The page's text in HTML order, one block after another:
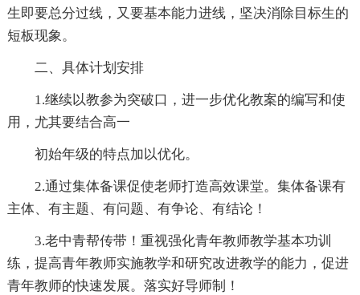
生即要总分过线，又要基本能力进线，坚决消除目标生的
短板现象。
二、具体计划安排
1.继续以教参为突破口，进一步优化教案的编写和使
用，尤其要结合高一
初始年级的特点加以优化。
2.通过集体备课促使老师打造高效课堂。集体备课有
主体、有主题、有问题、有争论、有结论！
3.老中青帮传带！重视强化青年教师教学基本功训
练，提高青年教师实施教学和研究改进教学的能力，促进
青年教师的快速发展。落实好导师制！